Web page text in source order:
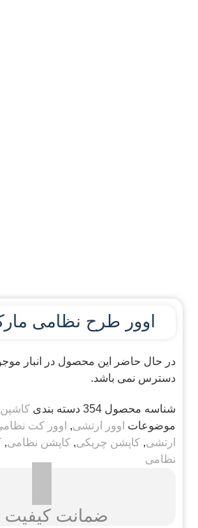
اوور طرح نظامی
در حال حاضر این محصول در انبار
دسترس نمی باشد.
شناسه محصول354 دسته بندی
موضوعات اوور ارتشی, اوور کت
ارتشی,کاپشن چریکی,کاپشن نظامی,
نظامی
ضمانت کیفیت